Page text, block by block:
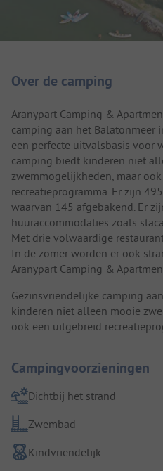
Over de camping
Aranypart Camping &
camping aan het Balatonmeer
een perfecte uitvalsbasis voor
camping biedt kinderen niet
zwemmogelijkheden, maar
recreatieprogramma. Er zijn
waarvan 145 afgebakend. Er
huuraccommodaties zoals
Met drie volwaardige
In de zomer worden er ook
Aranypart Camping &
Gezinsvriendelijke camping
kinderen niet alleen mooie
ook een uitgebreid
Campingvoorzieningen
Dichtbij het strand
Zwembad
Kindvriendelijk